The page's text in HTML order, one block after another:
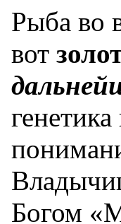
Рыба во
вот
Богом